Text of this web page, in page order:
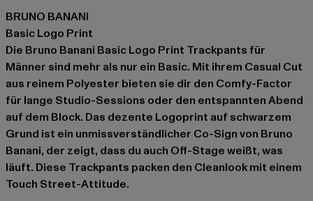
BRUNO BANANI
Basic Logo Print
Die Bruno Banani Basic Logo Print Trackpants für
Männer sind mehr als nur ein Basic. Mit ihrem Casual Cut
aus reinem Polyester bieten sie dir den Comfy-Factor
für lange Studio-Sessions oder den entspannten Abend
auf dem Block. Das dezente Logoprint auf schwarzem
Grund ist ein unmissverständlicher Co-Sign von Bruno
Banani, der zeigt, dass du auch Off-Stage weißt, was
läuft. Diese Trackpants packen den Cleanlook mit einem
Touch Street-Attitude.